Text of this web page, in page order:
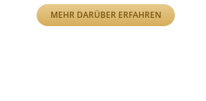
MEHR DARÜBER ERFAHREN